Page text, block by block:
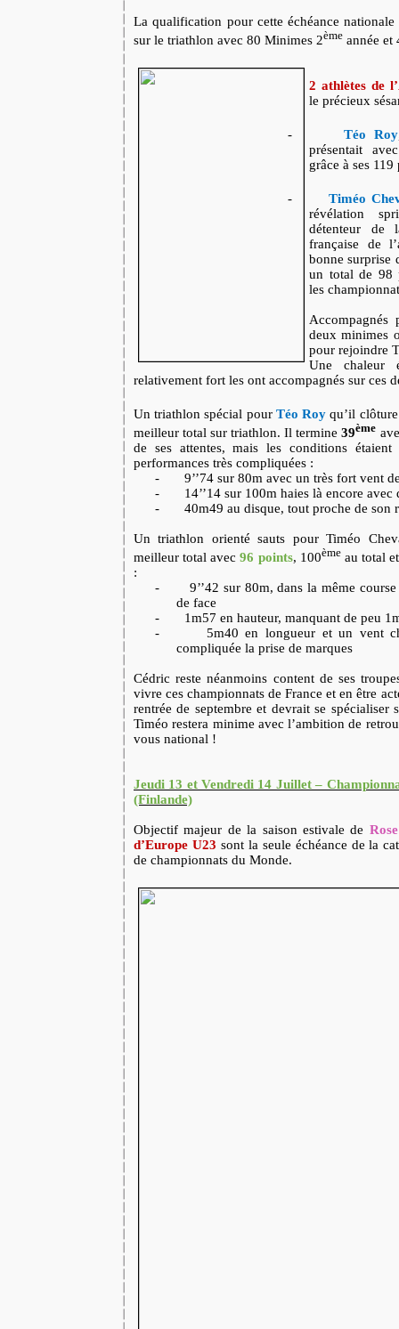
La qualification pour cette échéance
sur le triathlon avec 80 Minimes 2ème année et
2 athlètes de
le précieux
- Téo Roy
présentait
grâce à ses
-
Timéo
révélation
détenteur de
française de
bonne surprise
un total de 98
les
deux minimes
pour rejoindre
Une chaleur
relativement fort les ont accompagnés sur ces
Un triathlon spécial pour Téo Roy qu’il
meilleur total sur triathlon. Il termine39ème
de ses attentes, mais les conditions
performances très compliquées :
-
9’’74 sur 80m avec un très fort vent
-
14’’14 sur 100m haies là encore
-
40m49 au disque, tout proche de son
Un triathlon orienté sauts pour Timéo
meilleur total avec96 points, 100èmeau total
:
-
9’’42 sur 80m, dans la même
de face
-
1m57 en hauteur, manquant de peu
-
5m40 en longueur et un vent
compliquée la prise de marques
Cédric reste néanmoins content de ses
vivre ces championnats de France et en être
rentrée de septembre et devrait se spécialiser
Timéo restera minime avec l’ambition de
vous national !
Jeudi 13 et Vendredi 14 Juillet –
(Finlande)
Objectif majeur de la saison estivale de
d’Europe U23 sont la seule échéance de la
de championnats du Monde.